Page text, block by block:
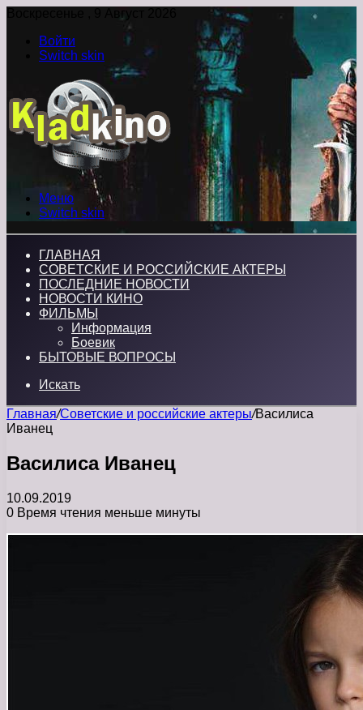
Воскресенье , 9 Август 2026
Войти
Switch skin
Меню
Switch skin
ГЛАВНАЯ
СОВЕТСКИЕ И РОССИЙСКИЕ АКТЕРЫ
ПОСЛЕДНИЕ НОВОСТИ
НОВОСТИ КИНО
ФИЛЬМЫ
Информация
Боевик
БЫТОВЫЕ ВОПРОСЫ
Искать
Главная/Советские и российские актеры/Василиса
Иванец
Василиса Иванец
10.09.2019
0 Время чтения меньше минуты